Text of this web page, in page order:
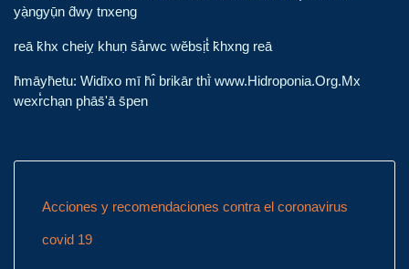
yạ̀ngyụ̄n d̂wy tnxeng
reā k̄hx cheiỵ khuṇ s̄ảrwc wĕbsịt̒ k̄hxng reā
h̄māyh̄etu: Widīxo mī h̄ı̂ brikār thī̀ www.Hidroponia.Org.Mx
wexr̒chạn p̣hās̄ʹā s̄pen
Acciones y recomendaciones contra el coronavirus
covid 19